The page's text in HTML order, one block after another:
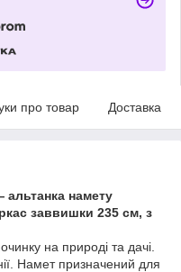
про товар Доставка
намету
заввишки 235 см, з
на природі та дачі.
Намет призначений для